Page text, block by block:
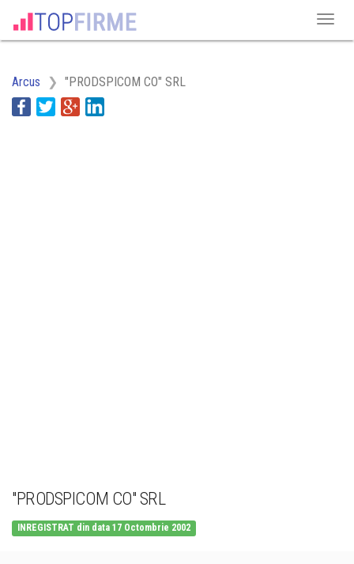
Arcus "PRODSPICOM CO" SRL
"PRODSPICOM CO" SRL
INREGISTRAT din data 17 Octombrie 2002